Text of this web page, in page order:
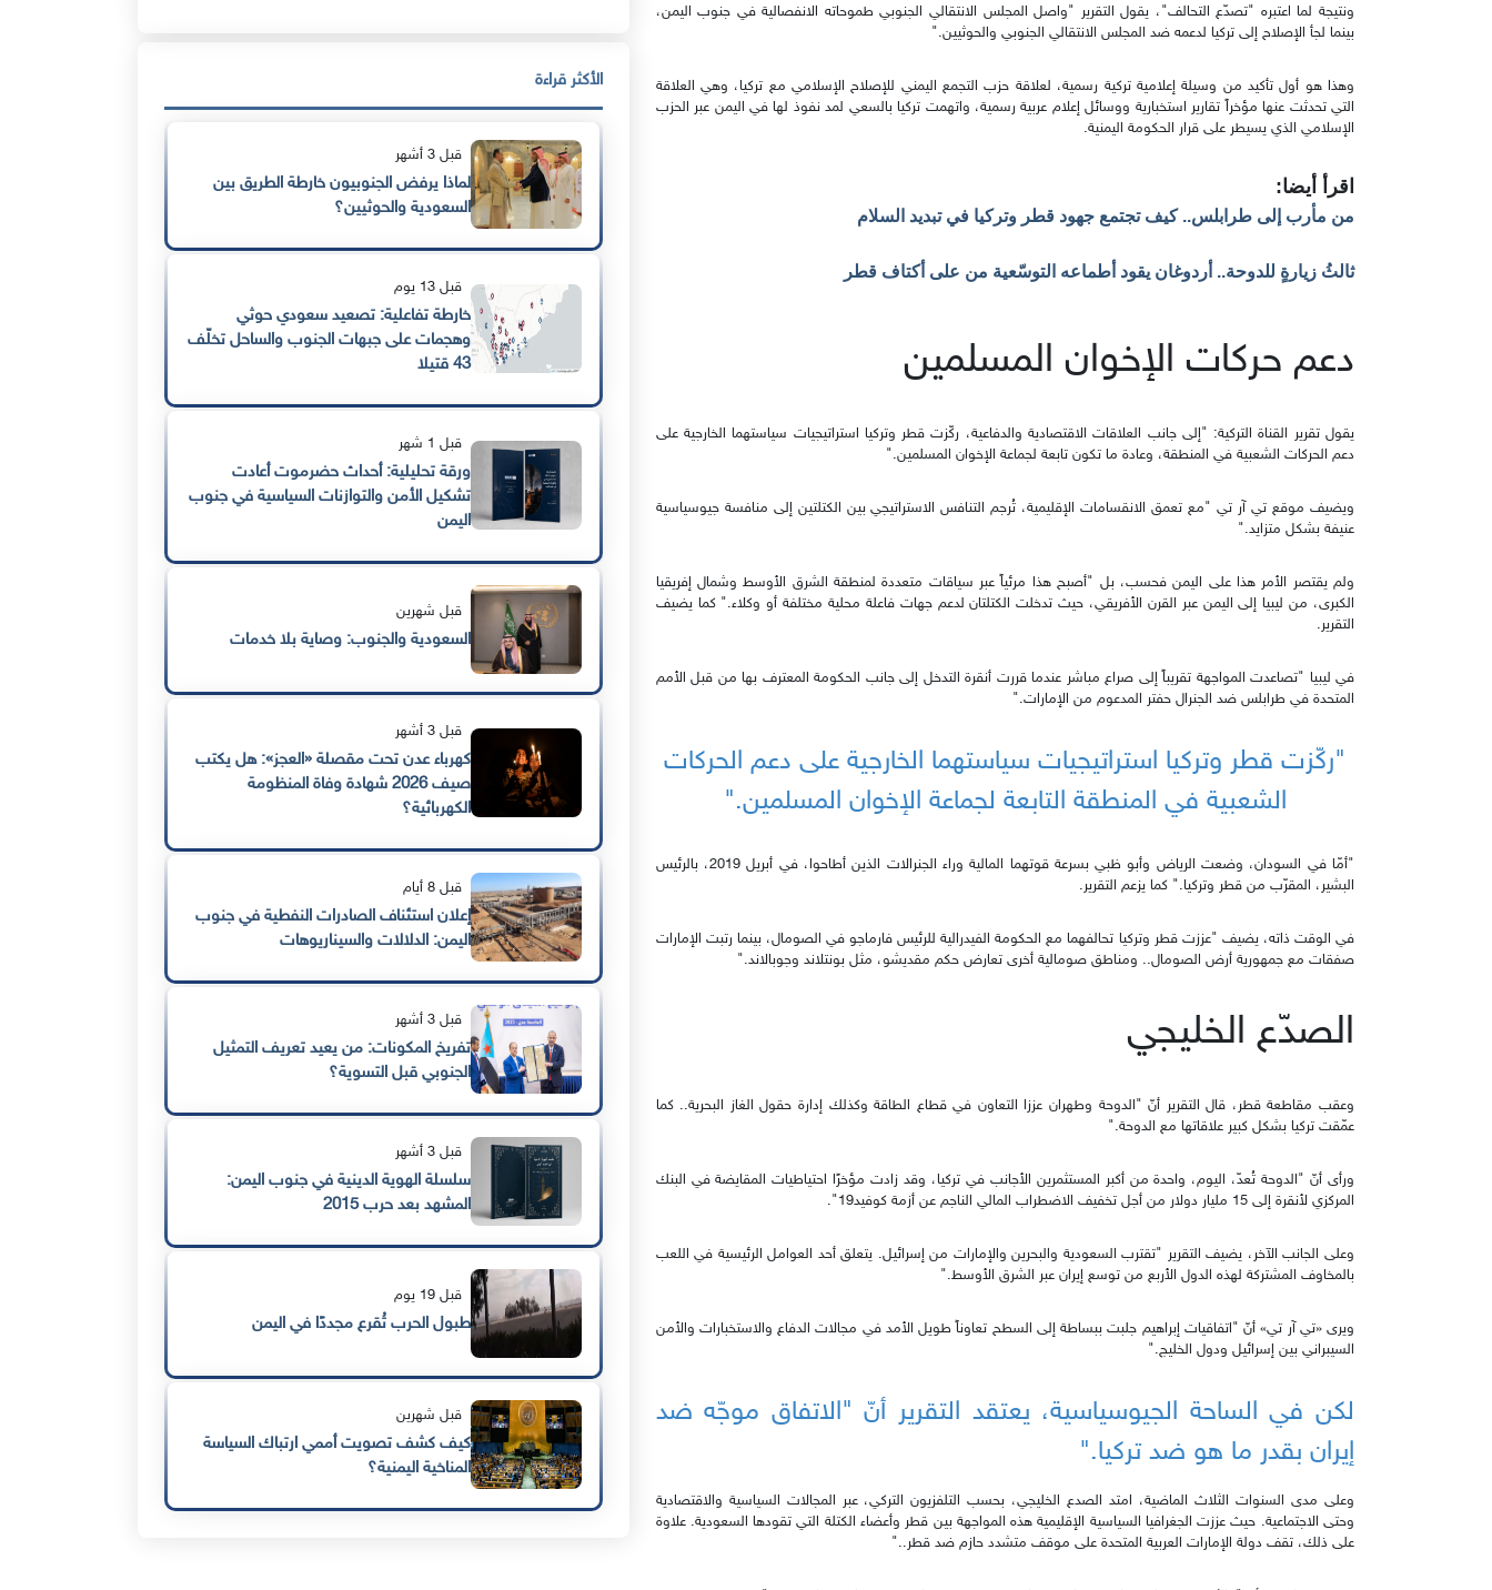
ونتيجة لما اعتبره "تصدّع التحالف"، يقول التقرير "واصل المجلس الانتقالي الجنوبي طموحاته الانفصالية في جنوب اليمن،
بينما لجأ الإصلاح إلى تركيا لدعمه ضد المجلس الانتقالي الجنوبي والحوثيين."
وهذا هو أول تأكيد من وسيلة إعلامية تركية رسمية، لعلاقة حزب التجمع اليمني للإصلاح الإسلامي مع تركيا، وهي العلاقة
التي تحدثت عنها مؤخراً تقارير استخبارية ووسائل إعلام عربية رسمية، واتهمت تركيا بالسعي لمد نفوذ لها في اليمن عبر الحزب
الإسلامي الذي يسيطر على قرار الحكومة اليمنية.
اقرأ أيضا:
من مأرب إلى طرابلس.. كيف تجتمع جهود قطر وتركيا في تبديد السلام
ثالثُ زيارةٍ للدوحة.. أردوغان يقود أطماعه التوسّعية من على أكتاف قطر
دعم حركات الإخوان المسلمين
يقول تقرير القناة التركية: "إلى جانب العلاقات الاقتصادية والدفاعية، ركّزت قطر وتركيا استراتيجيات سياستهما الخارجية على
دعم الحركات الشعبية في المنطقة، وعادة ما تكون تابعة لجماعة الإخوان المسلمين."
ويضيف موقع تي آر تي "مع تعمق الانقسامات الإقليمية، تُرجم التنافس الاستراتيجي بين الكتلتين إلى منافسة جيوسياسية
عنيفة بشكل متزايد."
ولم يقتصر الأمر هذا على اليمن فحسب، بل "أصبح هذا مرئياً عبر سياقات متعددة لمنطقة الشرق الأوسط وشمال إفريقيا
الكبرى، من ليبيا إلى اليمن عبر القرن الأفريقي، حيث تدخلت الكتلتان لدعم جهات فاعلة محلية مختلفة أو وكلاء." كما يضيف
التقرير.
في ليبيا "تصاعدت المواجهة تقريباً إلى صراع مباشر عندما قررت أنقرة التدخل إلى جانب الحكومة المعترف بها من قبل الأمم
المتحدة في طرابلس ضد الجنرال حفتر المدعوم من الإمارات."
"ركّزت قطر وتركيا استراتيجيات سياستهما الخارجية على دعم الحركات
الشعبية في المنطقة التابعة لجماعة الإخوان المسلمين."
"أمّا في السودان، وضعت الرياض وأبو ظبي بسرعة قوتهما المالية وراء الجنرالات الذين أطاحوا، في أبريل 2019، بالرئيس
البشير، المقرّب من قطر وتركيا." كما يزعم التقرير.
في الوقت ذاته، يضيف "عززت قطر وتركيا تحالفهما مع الحكومة الفيدرالية للرئيس فارماجو في الصومال، بينما رتبت الإمارات
صفقات مع جمهورية أرض الصومال.. ومناطق صومالية أخرى تعارض حكم مقديشو، مثل بونتلاند وجوبالاند."
الصدّع الخليجي
وعقب مقاطعة قطر، قال التقرير أنّ "الدوحة وطهران عززا التعاون في قطاع الطاقة وكذلك إدارة حقول الغاز البحرية.. كما
عمّقت تركيا بشكل كبير علاقاتها مع الدوحة."
ورأى أنّ "الدوحة تُعدّ، اليوم، واحدة من أكبر المستثمرين الأجانب في تركيا، وقد زادت مؤخرًا احتياطيات المقايضة في البنك
المركزي لأنقرة إلى 15 مليار دولار من أجل تخفيف الاضطراب المالي الناجم عن أزمة كوفيد19".
وعلى الجانب الآخر، يضيف التقرير "تقترب السعودية والبحرين والإمارات من إسرائيل. يتعلق أحد العوامل الرئيسية في اللعب
بالمخاوف المشتركة لهذه الدول الأربع من توسع إيران عبر الشرق الأوسط."
ويرى «تي آر تي» أنّ "اتفاقيات إبراهيم جلبت ببساطة إلى السطح تعاوناً طويل الأمد في مجالات الدفاع والاستخبارات والأمن
السيبراني بين إسرائيل ودول الخليج."
لكن في الساحة الجيوسياسية، يعتقد التقرير أنّ "الاتفاق موجّه ضد
إيران بقدر ما هو ضد تركيا."
وعلى مدى السنوات الثلاث الماضية، امتد الصدع الخليجي، بحسب التلفزيون التركي، عبر المجالات السياسية والاقتصادية
وحتى الاجتماعية. حيث عززت الجغرافيا السياسية الإقليمية هذه المواجهة بين قطر وأعضاء الكتلة التي تقودها السعودية. علاوة
على ذلك، تقف دولة الإمارات العربية المتحدة على موقف متشدد حازم ضد قطر.."
الأكثر قراءة
قبل 3 أشهر
لماذا يرفض الجنوبيون خارطة الطريق بين
السعودية والحوثيين؟
قبل 13 يوم
خارطة تفاعلية: تصعيد سعودي حوثي
وهجمات على جبهات الجنوب والساحل تخلّف
43 قتيلا
قبل 1 شهر
ورقة تحليلية: أحداث حضرموت أعادت
تشكيل الأمن والتوازنات السياسية في جنوب
اليمن
قبل شهرين
السعودية والجنوب: وصاية بلا خدمات
قبل 3 أشهر
كهرباء عدن تحت مقصلة «العجز»: هل يكتب
صيف 2026 شهادة وفاة المنظومة
الكهربائية؟
قبل 8 أيام
إعلان استئناف الصادرات النفطية في جنوب
اليمن: الدلالات والسيناريوهات
قبل 3 أشهر
تفريخ المكونات: من يعيد تعريف التمثيل
الجنوبي قبل التسوية؟
قبل 3 أشهر
سلسلة الهوية الدينية في جنوب اليمن:
المشهد بعد حرب 2015
قبل 19 يوم
طبول الحرب تُقرع مجددًا في اليمن
قبل شهرين
كيف كشف تصويت أممي ارتباك السياسة
المناخية اليمنية؟